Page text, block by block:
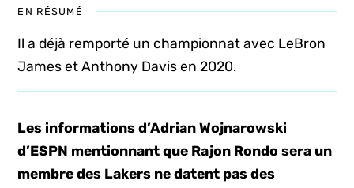
EN RÉSUMÉ
Il a déjà remporté un championnat avec LeBron
James et Anthony Davis en 2020.
Les informations d’Adrian Wojnarowski
d’ESPN mentionnant que Rajon Rondo sera un
membre des Lakers ne datent pas des